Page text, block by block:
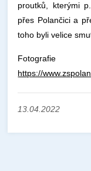
proutků, kterými
přes Polančici a
toho byli velice
https://
13.04.2022